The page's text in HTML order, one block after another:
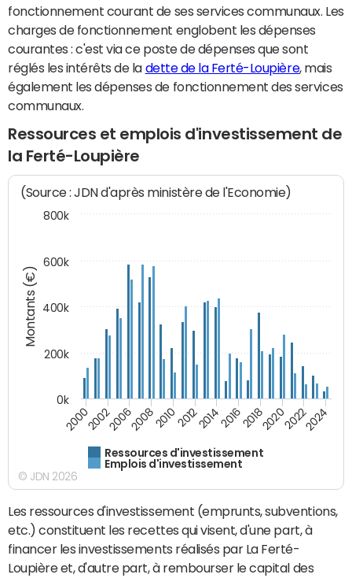
fonctionnement courant de ses services communaux. Les
charges de fonctionnement englobent les dépenses
courantes : c'est via ce poste de dépenses que sont
réglés les intérêts de la dette de la Ferté-Loupière, mais
également les dépenses de fonctionnement des services
communaux.
Ressources et emplois d'investissement de
la Ferté-Loupière
Montants (€)
(Source : JDN d'après ministère de l'Economie)
Ressources d'investissement
Emplois d'investissement
200020022006200820102012201420162018202020222024
0k
200k
400k
600k
800k
© JDN 2026
Les ressources d'investissement (emprunts, subventions,
etc.) constituent les recettes qui visent, d'une part, à
financer les investissements réalisés par La Ferté-
Loupière et, d'autre part, à rembourser le capital des